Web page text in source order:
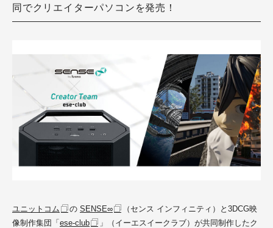
同でクリエイターパソコンを発売！
ユニットコム の SENSE∞
（センス インフィニティ）と3DCG映
像制作集団「 ese-club
」（イーエスイークラブ）が共同制作したク